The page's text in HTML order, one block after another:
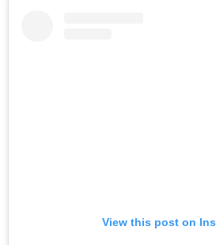
View this post on